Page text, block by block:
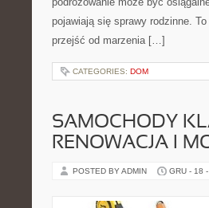
pojawiają się sprawy rodzinne.
przejść od marzenia […]
CATEGORIES: DOM
SAMOCHODY
RENOWACJA I
POSTED BY ADMIN GRU - 18